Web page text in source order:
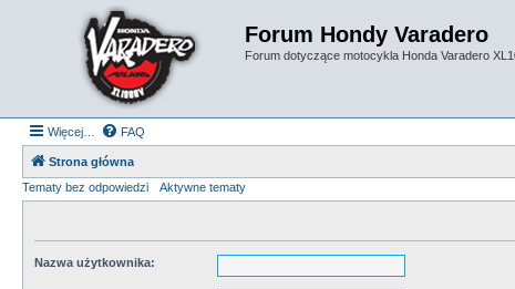
Forum Hondy Varadero
Forum dotyczące motocykla Honda Varadero
Więcej… FAQ
Strona główna
Tematy bez odpowiedzi
Aktywne tematy
Nazwa użytkownika: